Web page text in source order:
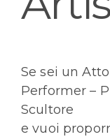
Se sei un
Performer –
Scultore
e vuoi